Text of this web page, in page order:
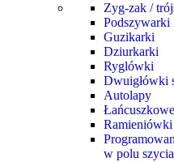
Zyg-zak /
Podszywarki
Guzikarki
Dziurkarki
Ryglówki
Dwuigłówki
Autolapy
Ramieniówki
w polu szycia